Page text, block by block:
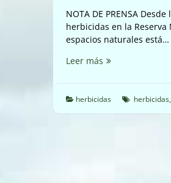
NOTA DE PRENSA
herbicidas en la
espacios naturales está…
Leer más La
la
ría
herbicidas herbicidas,